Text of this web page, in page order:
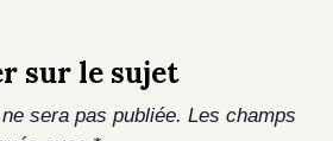
sur le sujet
sera pas publiée. Les champs